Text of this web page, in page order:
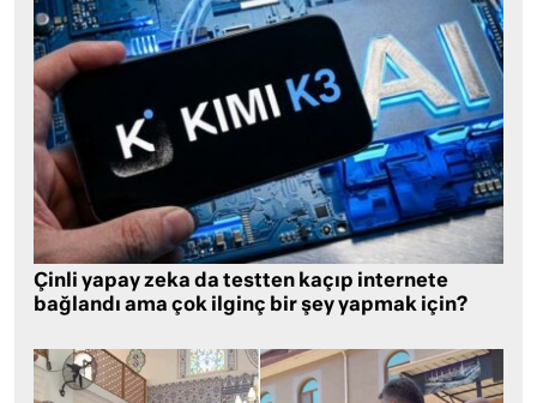
Çinli yapay zeka da testten kaçıp internete
bağlandı ama çok ilginç bir şey yapmak için?